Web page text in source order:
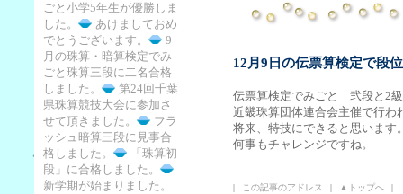
ごと小学5年生が優勝しま
した。
あけましておめ
でとうございます。
9
月の珠算・暗算検定でみ
ごと珠算三段に二名合格
しました。
第24回千葉
県珠算競技大会に参加さ
せて頂きました。
フラ
ッシュ暗算三段に見事合
格しました。
「珠算初
段」に合格しました。
新学期が始まりました。
12月9日の伝票算検定で段
伝票算検定でみごと 弐段と2
近畿珠算団体連合会主催で行わ
将来、特技にできると思います
何事もチャレンジですね。
| この記事のアドレス | ▲トップへ |